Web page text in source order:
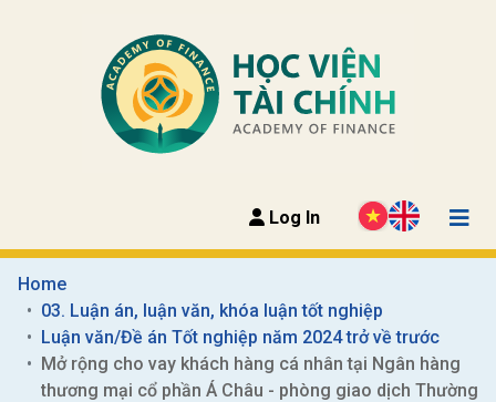
Log In
Home
03. Luận án, luận văn, khóa luận tốt nghiệp
Luận văn/Đề án Tốt nghiệp năm 2024 trở về trước
Mở rộng cho vay khách hàng cá nhân tại Ngân hàng
thương mại cổ phần Á Châu - phòng giao dịch Thường